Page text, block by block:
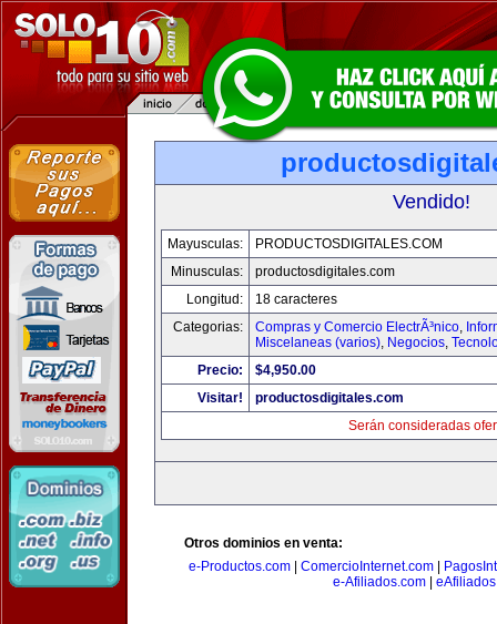
Vendido!
Mayusculas:
PRODUCTOSDIGITALES.COM
Minusculas:
productosdigitales.com
Longitud:
18 caracteres
Categorias:
Compras y Comercio ElectrÃ³nico,
Miscelaneas (varios), Negocios,
Precio:
$4,950.00
Visitar!
productosdigitales.com
Serán consideradas
Otros dominios en venta:
e-Productos.com
ComercioInternet.com
e-Afiliados.com|